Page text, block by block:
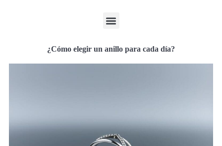
¿Cómo elegir un anillo para cada día?